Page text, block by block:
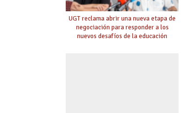
UGT reclama abrir una nueva etapa de
negociación para responder a los
nuevos desafíos de la educación